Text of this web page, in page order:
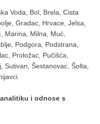
Voda, Bol, Brela, Cista
Gradac, Hrvace, Jelsa,
Marina, Milna, Muć,
Podgora, Podstrana,
Proložac, Pučišća,
Sutivan, Šestanovac, Šolta,
i odnose s